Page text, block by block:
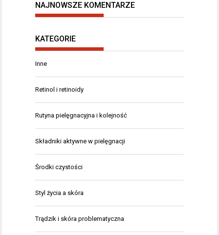
NAJNOWSZE KOMENTARZE
KATEGORIE
Inne
Retinol i retinoidy
Rutyna pielęgnacyjna i kolejność
Składniki aktywne w pielęgnacji
Środki czystości
Styl życia a skóra
Trądzik i skóra problematyczna